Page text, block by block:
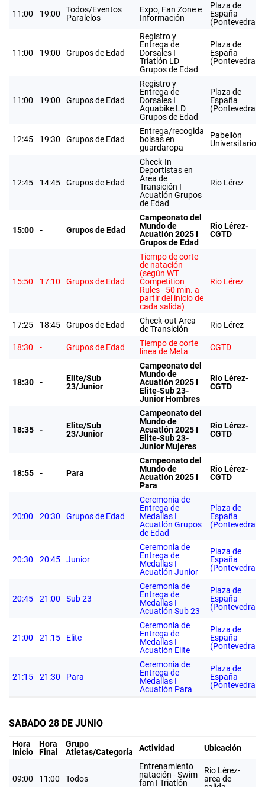
11:00 19:00
Todos/Eventos
Paralelos
Expo, Fan Zone e
Información
Plaza de
España
(Pontevedra)
11:00 19:00 Grupos de Edad
Registro y
Entrega de
Dorsales I
Triatlón LD
Grupos de Edad
Plaza de
España
(Pontevedra)
11:00 19:00 Grupos de Edad
Registro y
Entrega de
Dorsales I
Aquabike LD
Grupos de Edad
Plaza de
España
(Pontevedra)
12:45 19:30 Grupos de Edad
Entrega/recogida
bolsas en
guardaropa
Pabellón
Universitario
12:45 14:45 Grupos de Edad
Check-In
Deportistas en
Area de
Transición I
Acuatlón Grupos
de Edad
Rio Lérez
15:00 - Grupos de Edad
Campeonato del
Mundo de
Acuatlón 2025 I
Grupos de Edad
Rio Lérez-
CGTD
15:50 17:10 Grupos de Edad
Tiempo de corte
de natación
(según WT
Competition
Rules - 50 min. a
partir del inicio de
cada salida)
Rio Lérez
17:25 18:45 Grupos de Edad
Check-out Area
de Transición
Rio Lérez
18:30 - Grupos de Edad
Tiempo de corte
línea de Meta
CGTD
18:30 -
Elite/Sub
23/Junior
Campeonato del
Mundo de
Acuatlón 2025 I
Elite-Sub 23-
Junior Hombres
Rio Lérez-
CGTD
18:35 -
Elite/Sub
23/Junior
Campeonato del
Mundo de
Acuatlón 2025 I
Elite-Sub 23-
Junior Mujeres
Rio Lérez-
CGTD
18:55 - Para
Campeonato del
Mundo de
Acuatlón 2025 I
Para
Rio Lérez-
CGTD
20:00 20:30 Grupos de Edad
Ceremonia de
Entrega de
Medallas I
Acuatlón Grupos
de Edad
Plaza de
España
(Pontevedra)
20:30 20:45 Junior
Ceremonia de
Entrega de
Medallas I
Acuatlón Junior
Plaza de
España
(Pontevedra)
20:45 21:00 Sub 23
Ceremonia de
Entrega de
Medallas I
Acuatlón Sub 23
Plaza de
España
(Pontevedra)
21:00 21:15 Elite
Ceremonia de
Entrega de
Medallas I
Acuatlón Elite
Plaza de
España
(Pontevedra)
21:15 21:30 Para
Ceremonia de
Entrega de
Medallas I
Acuatlón Para
Plaza de
España
(Pontevedra)
SABADO 28 DE JUNIO
Hora
Inicio
Hora
Final
Grupo
Atletas/Categoría
Actividad Ubicación
09:00 11:00 Todos
Entrenamiento
natación - Swim
fam I Triatlón
Rio Lérez-
area de